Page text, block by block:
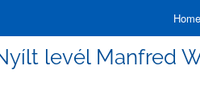
Home
levél Manfred